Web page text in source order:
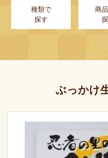
種類で
探す
商
ぶっかけ